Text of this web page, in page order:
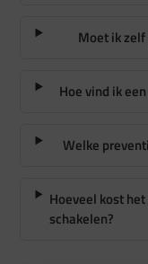
Moet ik
Hoe vind ik
Welke
Hoeveel kost
schakelen?